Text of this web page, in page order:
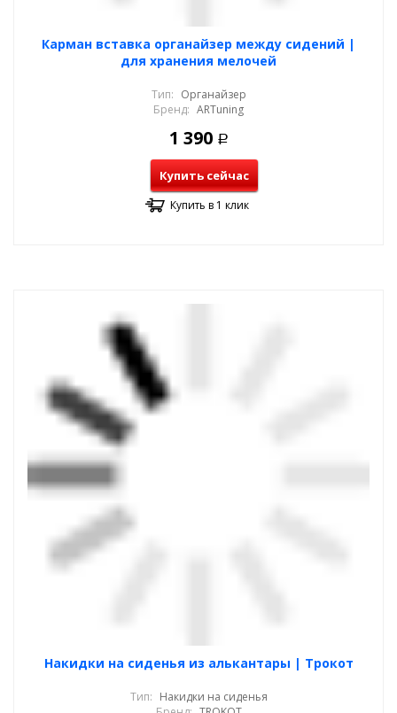
Карман вставка органайзер между сидений |
для хранения мелочей
Тип: Органайзер
Бренд: ARTuning
1 390 Р
Купить сейчас
Купить в 1 клик
Накидки на сиденья из алькантары | Трокот
Тип: Накидки на сиденья